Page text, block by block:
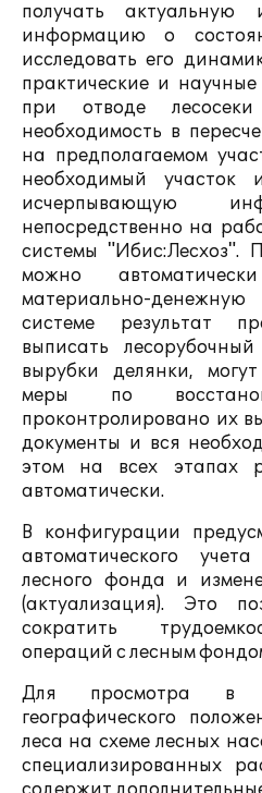
получать актуальную
информацию о
исследовать его
практические и
при отводе
необходимость в
на предполагаемом
необходимый участок
исчерпывающую
непосредственно на
системы "Ибис:Лесхоз".
можно
материально-
системе результат
выписать
вырубки делянки,
меры по
проконтролировано их
документы и вся
этом на всех этапах
автоматически.
В конфигурации
автоматического
лесного фонда и
(актуализация). Это
сократить
операций с лесным
Для просмотра в
географического
леса на схеме лесных
специализированных